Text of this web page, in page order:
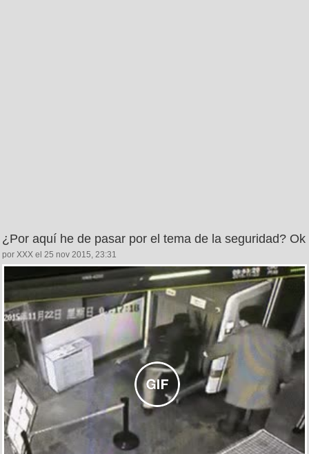
¿Por aquí he de pasar por el tema de la seguridad? Ok
por XXX el 25 nov 2015, 23:31